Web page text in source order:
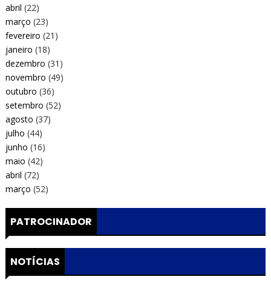
abril (22)
março (23)
fevereiro (21)
janeiro (18)
dezembro (31)
novembro (49)
outubro (36)
setembro (52)
agosto (37)
julho (44)
junho (16)
maio (42)
abril (72)
março (52)
PATROCINADOR
NOTÍCIAS